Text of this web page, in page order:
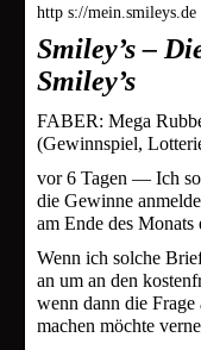
http s://mein.smileys.de
Smiley’s –
Smiley’s
FABER: Mega
(Gewinnspiel,
vor 6 Tagen — Ich
die Gewinne
am Ende des
Wenn ich solche
an um an den
wenn dann die
machen möchte